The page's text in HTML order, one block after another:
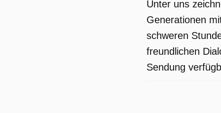
Unter uns
Generationen
schweren
freundlichen
Sendung